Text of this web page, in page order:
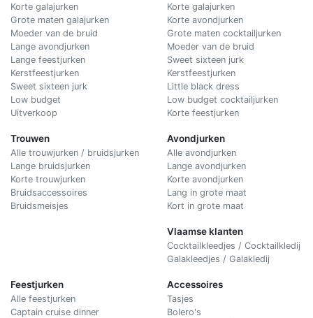
Korte galajurken
Grote maten galajurken
Moeder van de bruid
Lange avondjurken
Lange feestjurken
Kerstfeestjurken
Sweet sixteen jurk
Low budget
Uitverkoop
Trouwen
Alle trouwjurken / bruidsjurken
Lange bruidsjurken
Korte trouwjurken
Bruidsaccessoires
Bruidsmeisjes
Korte galajurken
Korte avondjurken
Grote maten cocktailjurken
Moeder van de bruid
Sweet sixteen jurk
Kerstfeestjurken
Little black dress
Low budget cocktailjurken
Korte feestjurken
Avondjurken
Alle avondjurken
Lange avondjurken
Korte avondjurken
Lang in grote maat
Kort in grote maat
Vlaamse klanten
Cocktailkleedjes / Cocktailkledij
Galakleedjes / Galakledij
Feestjurken
Alle feestjurken
Captain cruise dinner
Accessoires
Tasjes
Bolero's